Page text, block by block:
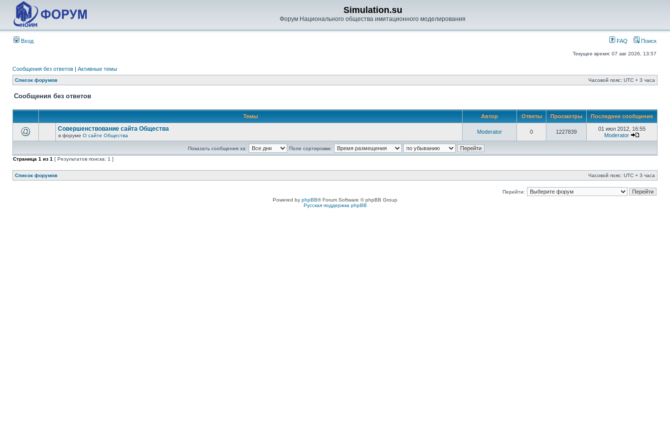
Simulation.su
Форум Национального общества имитационного моделирования
Вход FAQ Поиск
Текущее время: 07 авг 2026, 13:57
Сообщения без ответов | Активные темы
Список форумов Часовой пояс: UTC + 3 часа
Сообщения без ответов
Темы Автор Ответы Просмотры Последнее сообщение
Совершенствование сайта Общества
в форуме О сайте Общества
Moderator 0 1227839
01 июл 2012, 16:55
Moderator
Показать сообщения за:
Поле сортировки:
Страница 1 из 1 [ Результатов поиска: 1 ]
Список форумов Часовой пояс: UTC + 3 часа
Перейти:
Powered by phpBB® Forum Software © phpBB Group
Русская поддержка phpBB